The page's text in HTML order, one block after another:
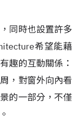
同時也設置許多
希望能藉
趣的互動關係：
，對窗外向內看
的一部分，不僅